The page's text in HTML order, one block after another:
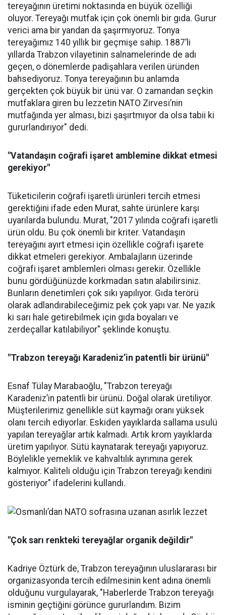
tereyağının üretimi noktasında en büyük özelliği
oluyor. Tereyağı mutfak için çok önemli bir gıda. Gurur
verici ama bir yandan da şaşırmıyoruz. Tonya
tereyağımız 140 yıllık bir geçmişe sahip. 1887’li
yıllarda Trabzon vilayetinin salnamelerinde de adı
geçen, o dönemlerde padişahlara verilen üründen
bahsediyoruz. Tonya tereyağının bu anlamda
gerçekten çok büyük bir ünü var. O zamandan seçkin
mutfaklara giren bu lezzetin NATO Zirvesi’nin
mutfağında yer alması, bizi şaşırtmıyor da olsa tabii ki
gururlandırıyor" dedi.
"Vatandaşın coğrafi işaret amblemine dikkat etmesi
gerekiyor"
Tüketicilerin coğrafi işaretli ürünleri tercih etmesi
gerektiğini ifade eden Murat, sahte ürünlere karşı
uyarılarda bulundu. Murat, "2017 yılında coğrafi işaretli
ürün oldu. Bu çok önemli bir kriter. Vatandaşın
tereyağını ayırt etmesi için özellikle coğrafi işarete
dikkat etmeleri gerekiyor. Ambalajların üzerinde
coğrafi işaret amblemleri olması gerekir. Özellikle
bunu gördüğünüzde korkmadan satın alabilirsiniz.
Bunların denetimleri çok sıkı yapılıyor. Gıda terörü
olarak adlandırabileceğimiz pek çok yapı var. Ne yazık
ki sarı hale getirebilmek için gıda boyaları ve
zerdeçallar katılabiliyor" şeklinde konuştu.
"Trabzon tereyağı Karadeniz’in patentli bir ürünü"
Esnaf Tülay Marabaoğlu, "Trabzon tereyağı
Karadeniz’in patentli bir ürünü. Doğal olarak üretiliyor.
Müşterilerimiz genellikle süt kaymağı oranı yüksek
olanı tercih ediyorlar. Eskiden yayıklarda sallama usulü
yapılan tereyağlar artık kalmadı. Artık krom yayıklarda
üretim yapılıyor. Sütü kaynatarak tereyağı yapıyoruz.
Böylelikle yemeklik ve kahvaltılık ayrımına gerek
kalmıyor. Kaliteli olduğu için Trabzon tereyağı kendini
gösteriyor" ifadelerini kullandı.
"Çok sarı renkteki tereyağlar organik değildir"
Kadriye Öztürk de, Trabzon tereyağının uluslararası bir
organizasyonda tercih edilmesinin kent adına önemli
olduğunu vurgulayarak, "Haberlerde Trabzon tereyağı
isminin geçtiğini görünce gururlandım. Bizim